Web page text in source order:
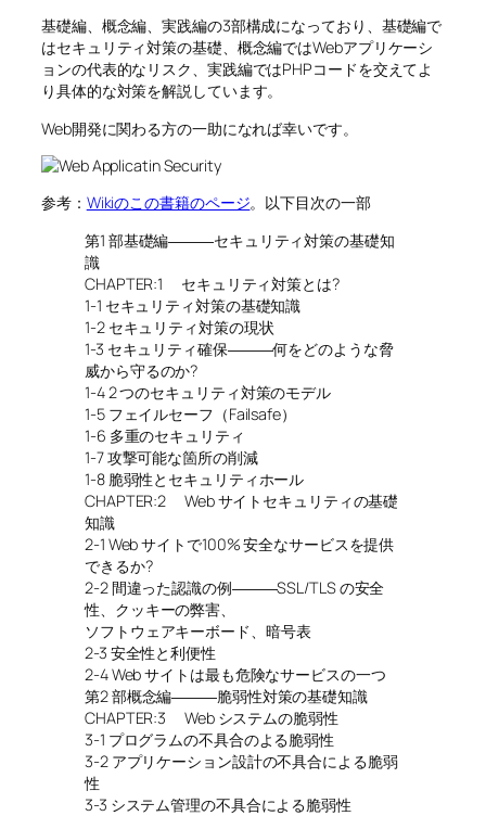
基礎編、概念編、実践編の3部構成になっており、基礎編で
はセキュリティ対策の基礎、概念編ではWebアプリケーシ
ョンの代表的なリスク、実践編ではPHPコードを交えてよ
り具体的な対策を解説しています。
Web開発に関わる方の一助になれば幸いです。
参考： Wikiのこの書籍のページ。以下目次の一部
第1 部基礎編―――セキュリティ対策の基礎知
識
CHAPTER:1 セキュリティ対策とは?
1-1 セキュリティ対策の基礎知識
1-2 セキュリティ対策の現状
1-3 セキュリティ確保―――何をどのような脅
威から守るのか?
1-4 2 つのセキュリティ対策のモデル
1-5 フェイルセーフ（Failsafe）
1-6 多重のセキュリティ
1-7 攻撃可能な箇所の削減
1-8 脆弱性とセキュリティホール
CHAPTER:2 Web サイトセキュリティの基礎
知識
2-1 Web サイトで100% 安全なサービスを提供
できるか?
2-2 間違った認識の例―――SSL/TLS の安全
性、クッキーの弊害、
ソフトウェアキーボード、暗号表
2-3 安全性と利便性
2-4 Web サイトは最も危険なサービスの一つ
第2 部概念編―――脆弱性対策の基礎知識
CHAPTER:3 Web システムの脆弱性
3-1 プログラムの不具合のよる脆弱性
3-2 アプリケーション設計の不具合による脆弱
性
3-3 システム管理の不具合による脆弱性